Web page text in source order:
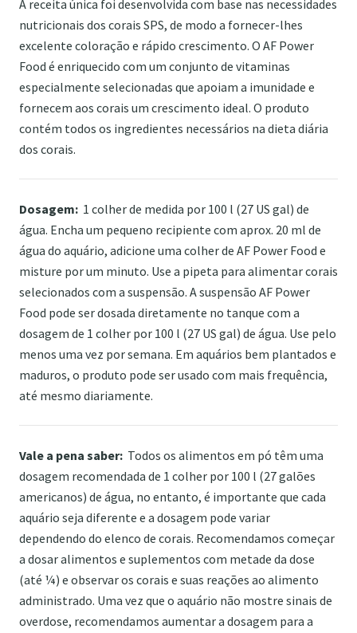
A receita única foi desenvolvida com base nas necessidades
nutricionais dos corais SPS, de modo a fornecer-lhes
excelente coloração e rápido crescimento. O AF Power
Food é enriquecido com um conjunto de vitaminas
especialmente selecionadas que apoiam a imunidade e
fornecem aos corais um crescimento ideal. O produto
contém todos os ingredientes necessários na dieta diária
dos corais.
Dosagem: 1 colher de medida por 100 l (27 US gal) de
água. Encha um pequeno recipiente com aprox. 20 ml de
água do aquário, adicione uma colher de AF Power Food e
misture por um minuto. Use a pipeta para alimentar corais
selecionados com a suspensão. A suspensão AF Power
Food pode ser dosada diretamente no tanque com a
dosagem de 1 colher por 100 l (27 US gal) de água. Use pelo
menos uma vez por semana. Em aquários bem plantados e
maduros, o produto pode ser usado com mais frequência,
até mesmo diariamente.
Vale a pena saber: Todos os alimentos em pó têm uma
dosagem recomendada de 1 colher por 100 l (27 galões
americanos) de água, no entanto, é importante que cada
aquário seja diferente e a dosagem pode variar
dependendo do elenco de corais. Recomendamos começar
a dosar alimentos e suplementos com metade da dose
(até ¼) e observar os corais e suas reações ao alimento
administrado. Uma vez que o aquário não mostre sinais de
overdose, recomendamos aumentar a dosagem para a